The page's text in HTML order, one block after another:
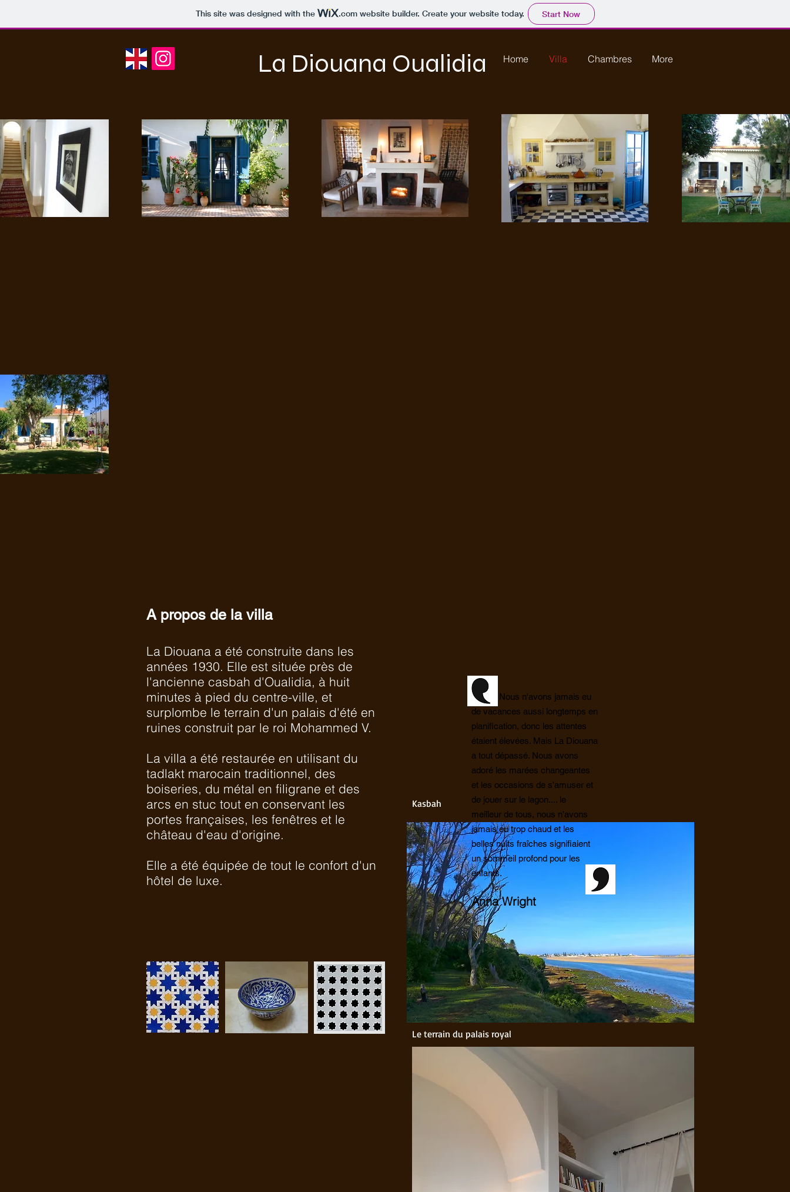
This site was designed with the .comwebsite builder. Create your website today. Start Now
La Diouana Oualidia Home Villa Chambres More
Kasbah
Le terrain du palais royal
A propos de la villa
La Diouana a été construite dans les
années 1930. Elle est située près de
l'ancienne casbah d'Oualidia, à huit
minutes à pied du centre-ville, et
surplombe le terrain d'un palais d'été en
ruines construit par le roi Mohammed V.
La villa a été restaurée en utilisant du
tadlakt marocain traditionnel, des
boiseries, du métal en filigrane et des
arcs en stuc tout en conservant les
portes françaises, les fenêtres et le
château d'eau d'origine.
Elle a été équipée de tout le confort d'un
hôtel de luxe.
Nous n'avons jamais eu
de vacances aussi longtemps en
planification, donc les attentes
étaient élevées. Mais La Diouana
a tout dépassé. Nous avons
adoré les marées changeantes
et les occasions de s'amuser et
de jouer sur le lagon.... le
meilleur de tous, nous n'avons
jamais eu trop chaud et les
belles nuits fraîches signifiaient
un sommeil profond pour les
enfants.
Anna Wright